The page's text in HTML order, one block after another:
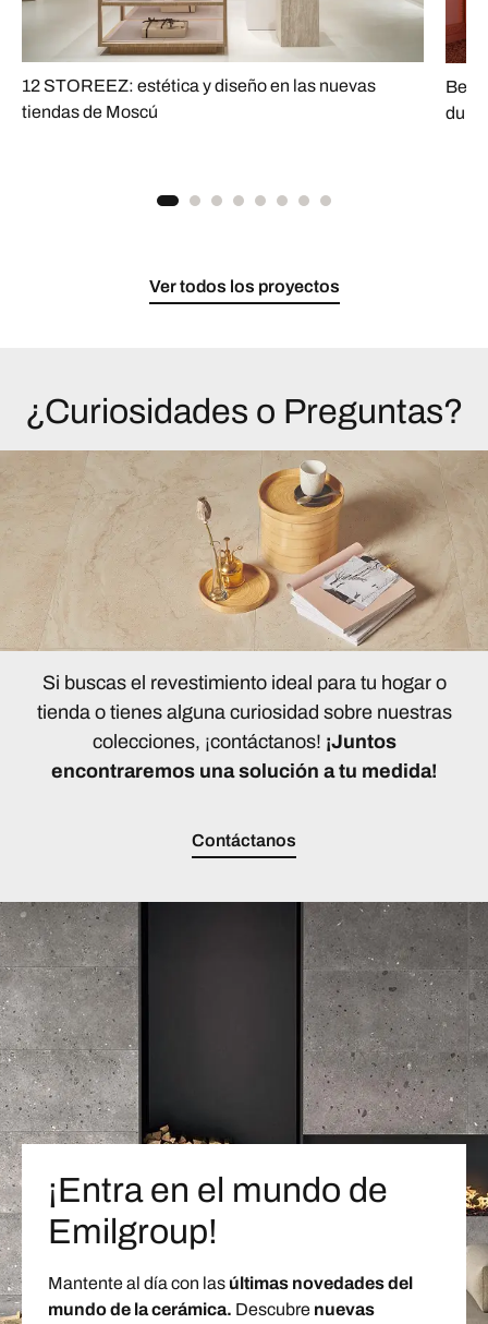
12 STOREEZ: estética y diseño en las nuevas
tiendas de Moscú
Bez
Ver todos los proyectos
¿Curiosidades o Preguntas?
Si buscas el revestimiento ideal para tu hogar o
tienda o tienes alguna curiosidad sobre nuestras
colecciones, ¡contáctanos! ¡Juntos
encontraremos una solución a tu medida!
Contáctanos
¡Entra en el mundo de
Emilgroup!
Mantente al día con las últimas novedades del
mundo de la cerámica. Descubre nuevas